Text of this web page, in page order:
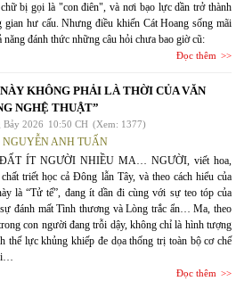
bị gọi là "con điên", và nơi bạo lực dần trở thành
hư cấu. Nhưng điều khiến Cát Hoang sống mãi
đánh thức những câu hỏi chưa bao giờ cũ:
Đọc thêm
KHÔNG PHẢI LÀ THỜI CỦA VĂN
NGHỆ THUẬT”
Bảy 2026 10:50 CH (Xem: 1377)
ANH TUẤN
ÍT NGƯỜI NHIỀU MA… NGƯỜI, viết hoa,
triết học cả Đông lẫn Tây, và theo cách hiểu của
là “Tử tế”, đang ít dần đi cùng với sự teo tóp của
đánh mất Tình thương và Lòng trắc ẩn… Ma, theo
con người đang trỗi dậy, không chỉ là hình tượng
thế lực khủng khiếp đe dọa thống trị toàn bộ cơ chế
Đọc thêm